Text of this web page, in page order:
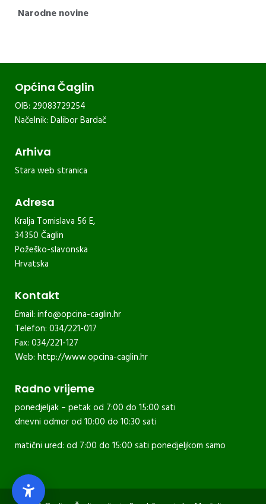
Narodne novine
Općina Čaglin
OIB: 29083729254
Načelnik: Dalibor Bardač
Arhiva
Stara web stranica
Adresa
Kralja Tomislava 56 E,
34350 Čaglin
Požeško-slavonska
Hrvatska
Kontakt
Email: info@opcina-caglin.hr
Telefon: 034/221-017
Fax: 034/221-127
Web: http://www.opcina-caglin.hr
Radno vrijeme
ponedjeljak – petak od 7:00 do 15:00 sati
dnevni odmor od 10:00 do 10:30 sati
matični ured: od 7:00 do 15:00 sati ponedjeljkom samo